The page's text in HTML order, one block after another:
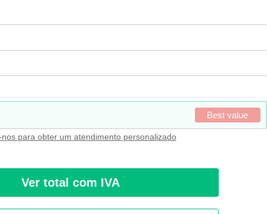
Best value
para obter um atendimento personalizado
Ver total com IVA